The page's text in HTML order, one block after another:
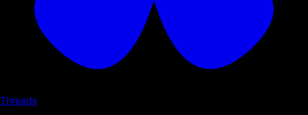
Threads